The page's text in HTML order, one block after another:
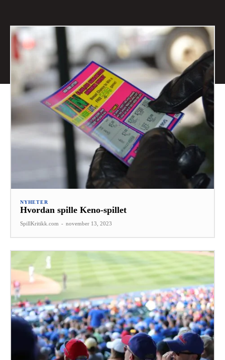
NYHETER
Hvordan spille Keno-spillet
SpillKritikk.com - november 13, 2023